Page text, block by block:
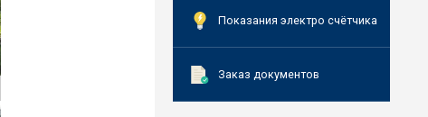
Показания электро счётчика
Заказ документов